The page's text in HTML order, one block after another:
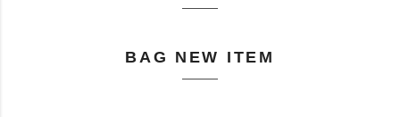
BAG NEW ITEM